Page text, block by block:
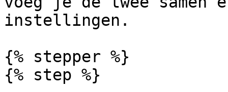
instellingen.
{% stepper %}
{% step %}